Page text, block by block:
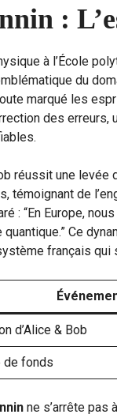
:
à l’École
du
marqué les
des erreurs,
réussit une levée
témoignant de
: “En Europe,
Ce
français qui
d’Alice & Bob
de fonds
ne s’arrête pas